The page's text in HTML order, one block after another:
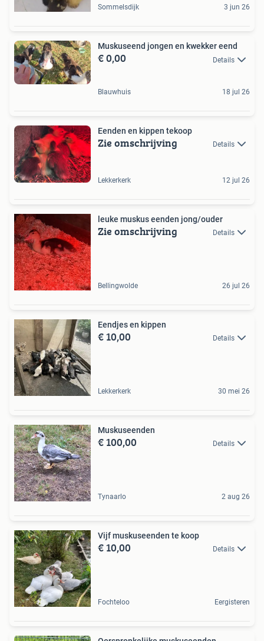
Sommelsdijk 3 jun 26
Muskuseend jongen en kwekker eend
€ 0,00 Details
Blauwhuis 18 jul 26
Eenden en kippen tekoop
Zie omschrijving Details
Lekkerkerk 12 jul 26
leuke muskus eenden jong/ouder
Zie omschrijving Details
Bellingwolde 26 jul 26
Eendjes en kippen
€ 10,00 Details
Lekkerkerk 30 mei 26
Muskuseenden
€ 100,00 Details
Tynaarlo 2 aug 26
Vijf muskuseenden te koop
€ 10,00 Details
Fochteloo Eergisteren